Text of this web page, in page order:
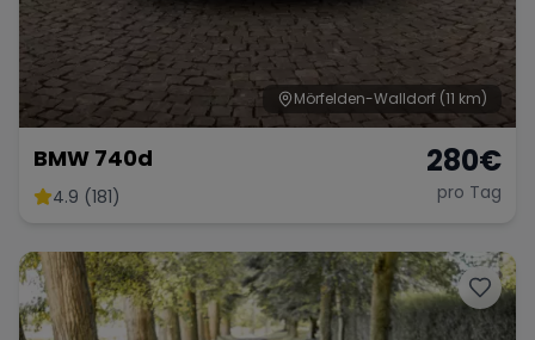
Mörfelden-Walldorf (11 km)
BMW 740d
4.9 (181)
280€
pro Tag